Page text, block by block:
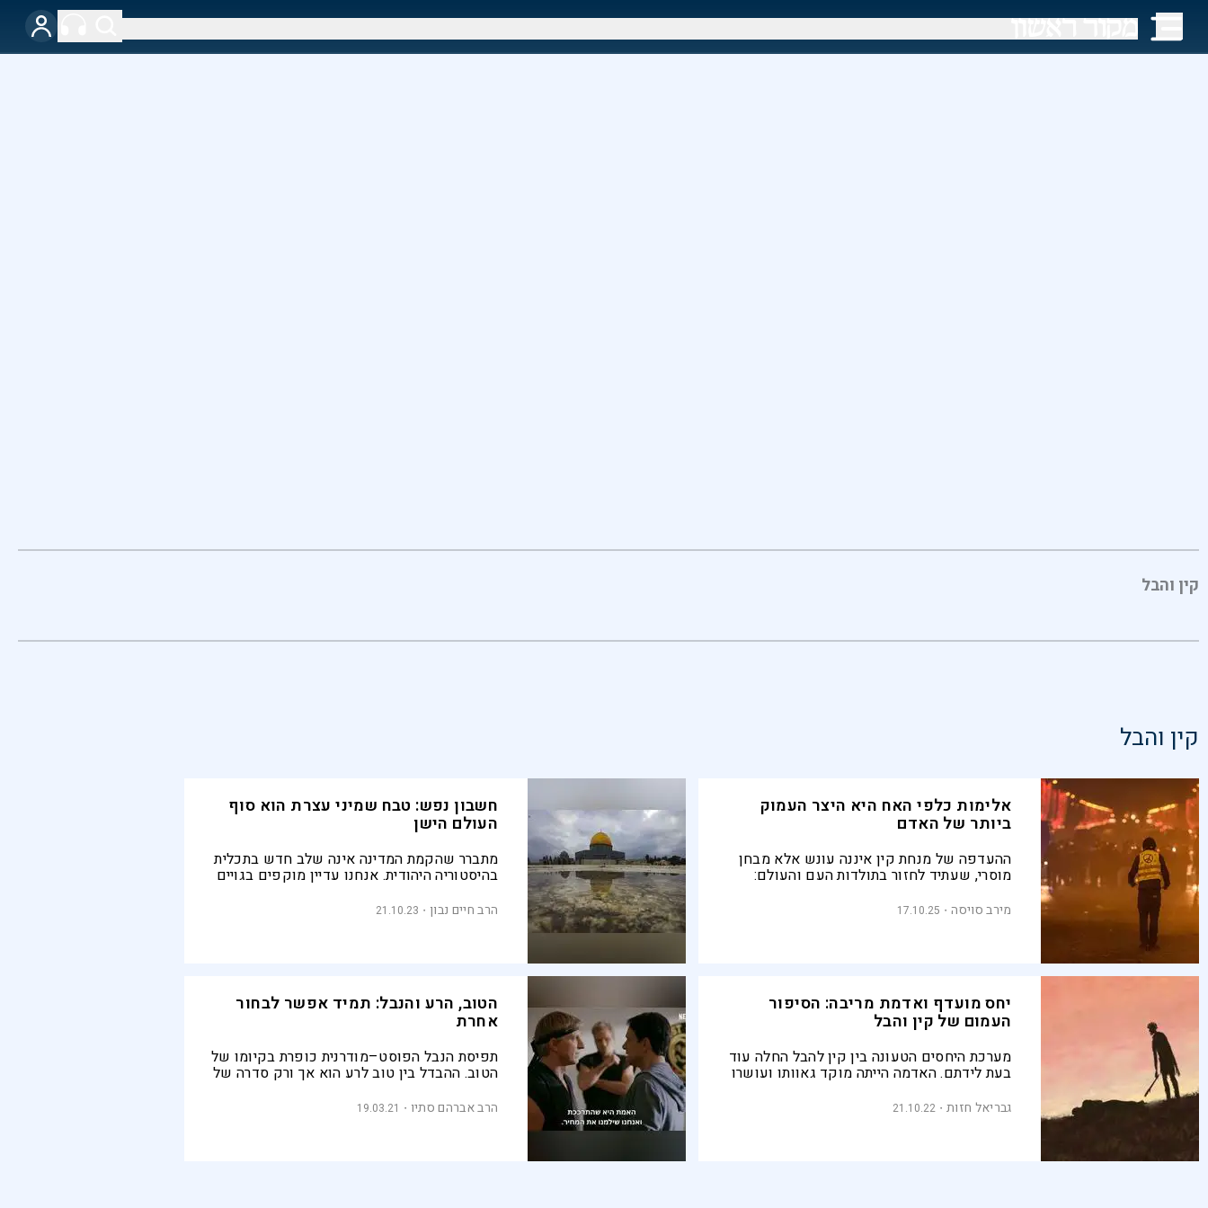
קין והבל
קין והבל
אלימות כלפי האח היא היצר העמוק
ביותר של האדם
ההעדפה של מנחת קין איננה עונש אלא מבחן
מוסרי, שעתיד לחזור בתולדות העם והעולם:
מירב סויסה 17.10.25
חשבון נפש: טבח שמיני עצרת הוא סוף
העולם הישן
מתברר שהקמת המדינה אינה שלב חדש בתכלית
בהיסטוריה היהודית. אנחנו עדיין מוקפים בגויים
הרב חיים נבון 21.10.23
יחס מועדף ואדמת מריבה: הסיפור
העמום של קין והבל
מערכת היחסים הטעונה בין קין להבל החלה עוד
בעת לידתם. האדמה הייתה מוקד גאוותו ועושרו
גבריאל חזות 21.10.22
הטוב, הרע והנבל: תמיד אפשר לבחור
אחרת
תפיסת הנבל הפוסט–מודרנית כופרת בקיומו של
הטוב. ההבדל בין טוב לרע הוא אך ורק סדרה של
הרב אברהם סתיו 19.03.21